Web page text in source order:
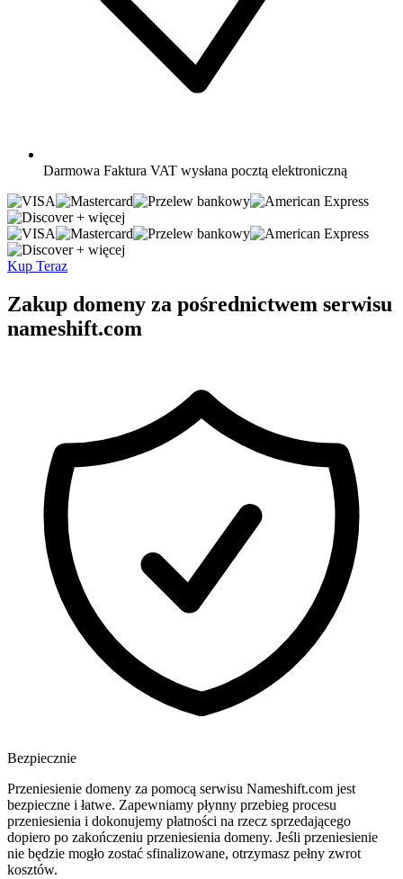
Darmowa Faktura VAT wysłana pocztą elektroniczną
+ więcej
+ więcej
Kup Teraz
Zakup domeny za pośrednictwem serwisu
nameshift.com
Bezpiecznie
Przeniesienie domeny za pomocą serwisu Nameshift.com jest
bezpieczne i łatwe. Zapewniamy płynny przebieg procesu
przeniesienia i dokonujemy płatności na rzecz sprzedającego
dopiero po zakończeniu przeniesienia domeny. Jeśli przeniesienie
nie będzie mogło zostać sfinalizowane, otrzymasz pełny zwrot
kosztów.